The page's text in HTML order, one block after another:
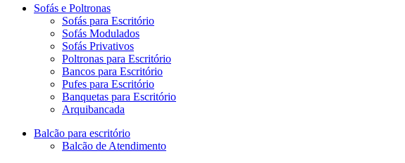
Sofás e Poltronas
Sofás para Escritório
Sofás Modulados
Sofás Privativos
Poltronas para Escritório
Bancos para Escritório
Pufes para Escritório
Banquetas para Escritório
Arquibancada
Balcão para escritório
Balcão de Atendimento